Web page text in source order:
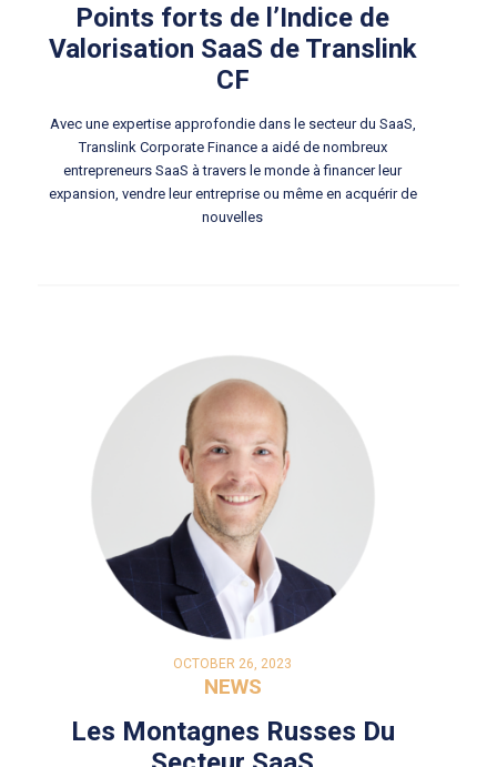
Points forts de l’Indice de
Valorisation SaaS de Translink
CF
Avec une expertise approfondie dans le secteur du SaaS,
Translink Corporate Finance a aidé de nombreux
entrepreneurs SaaS à travers le monde à financer leur
expansion, vendre leur entreprise ou même en acquérir de
nouvelles
OCTOBER 26, 2023
NEWS
Les Montagnes Russes Du